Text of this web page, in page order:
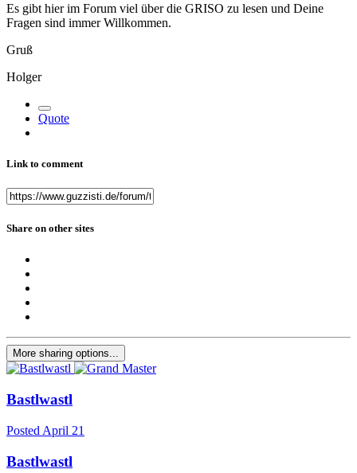
Es gibt hier im Forum viel über die GRISO zu lesen und Deine
Fragen sind immer Willkommen.
Gruß
Holger
Quote
Link to comment
Share on other sites
More sharing options...
Bastlwastl
Posted April 21
Bastlwastl